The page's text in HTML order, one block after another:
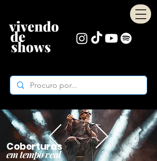
Coberturas
em tempo real